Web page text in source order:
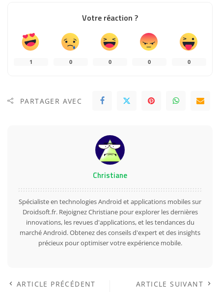
Votre réaction ?
1 0 0 0 0
PARTAGER AVEC
Christiane
Spécialiste en technologies Android et applications mobiles sur
Droidsoft.fr. Rejoignez Christiane pour explorer les dernières
innovations, les revues d'applications, et les tendances du
marché Android. Obtenez des conseils d'expert et des insights
précieux pour optimiser votre expérience mobile.
ARTICLE PRÉCÉDENT ARTICLE SUIVANT